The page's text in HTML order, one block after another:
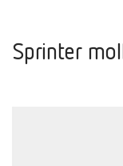
Sprinter